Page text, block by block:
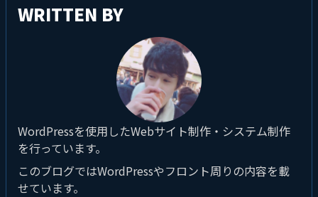
WRITTEN BY
WordPressを使用したWebサイト制作・システム制作
を行っています。
このブログではWordPressやフロント周りの内容を載
せています。